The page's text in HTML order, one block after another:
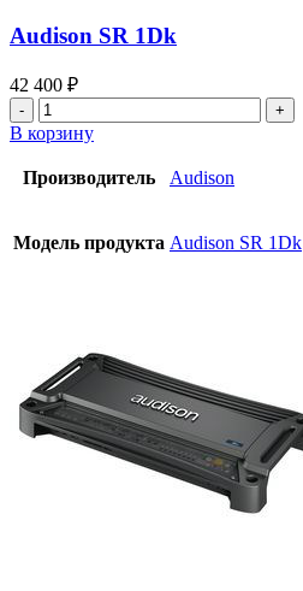
Audison SR 1Dk
42 400 ₽
В корзину
Производитель Audison
Модель продукта Audison SR 1Dk